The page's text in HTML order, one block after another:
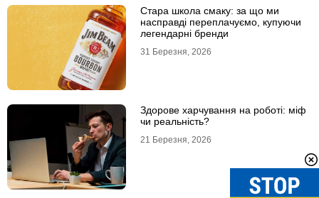
Стара школа смаку: за що ми
насправді переплачуємо, купуючи
легендарні бренди
31 Березня, 2026
Здорове харчування на роботі: міф
чи реальність?
21 Березня, 2026